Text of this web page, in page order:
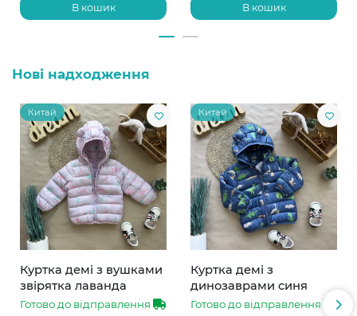
В кошик В кошик
Нові надходження
Китай
Куртка демі з вушками
звірятка лаванда
Готово до відправлення
Китай
Куртка демі з
динозаврами синя
Готово до відправлення